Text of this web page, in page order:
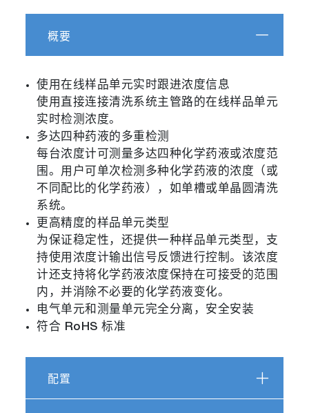
概要
使用在线样品单元实时跟进浓度信息
使用直接连接清洗系统主管路的在线样品单元
实时检测浓度。
多达四种药液的多重检测
每台浓度计可测量多达四种化学药液或浓度范
围。用户可单次检测多种化学药液的浓度（或
不同配比的化学药液），如单槽或单晶圆清洗
系统。
更高精度的样品单元类型
为保证稳定性，还提供一种样品单元类型，支
持使用浓度计输出信号反馈进行控制。该浓度
计还支持将化学药液浓度保持在可接受的范围
内，并消除不必要的化学药液变化。
电气单元和测量单元完全分离，安全安装
符合 RoHS 标准
配置